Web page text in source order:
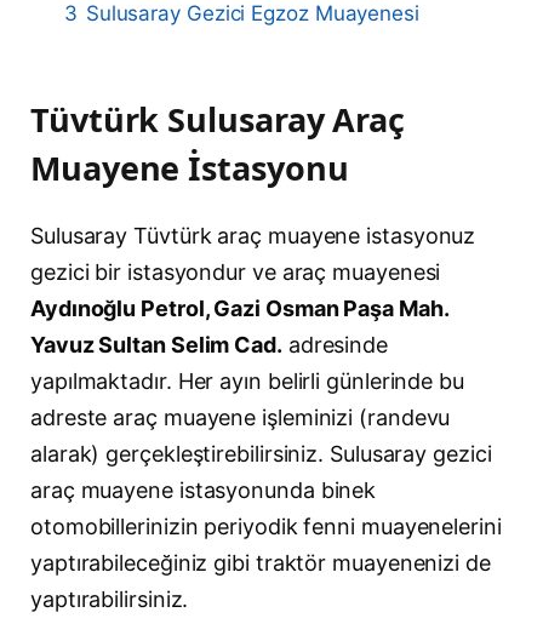
3 Sulusaray Gezici Egzoz Muayenesi
Tüvtürk Sulusaray Araç
Muayene İstasyonu
Sulusaray Tüvtürk araç muayene istasyonuz
gezici bir istasyondur ve araç muayenesi
Aydınoğlu Petrol, Gazi Osman Paşa Mah.
Yavuz Sultan Selim Cad. adresinde
yapılmaktadır. Her ayın belirli günlerinde bu
adreste araç muayene işleminizi (randevu
alarak) gerçekleştirebilirsiniz. Sulusaray gezici
araç muayene istasyonunda binek
otomobillerinizin periyodik fenni muayenelerini
yaptırabileceğiniz gibi traktör muayenenizi de
yaptırabilirsiniz.